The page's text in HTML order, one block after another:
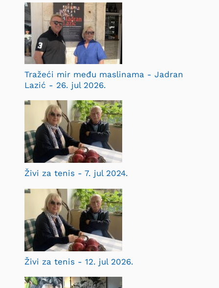
Tražeći mir među maslinama - Jadran
Lazić - 26. jul 2026.
Živi za tenis - 7. jul 2024.
Živi za tenis - 12. jul 2026.